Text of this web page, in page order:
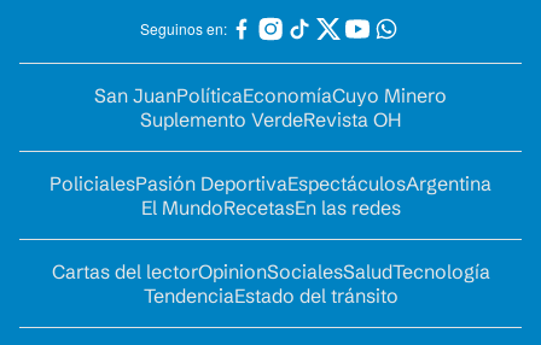
Seguinos en:
San JuanPolíticaEconomíaCuyo Minero
Suplemento VerdeRevista OH
PolicialesPasión DeportivaEspectáculosArgentina
El MundoRecetasEn las redes
Cartas del lectorOpinionSocialesSaludTecnología
TendenciaEstado del tránsito